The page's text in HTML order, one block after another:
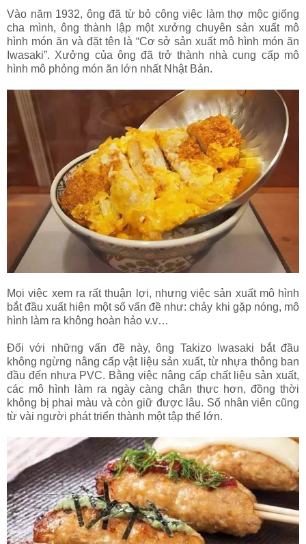
Vào năm 1932, ông đã từ bỏ công việc làm thợ mộc giống
cha mình, ông thành lập một xưởng chuyên sản xuất mô
hình món ăn và đặt tên là “Cơ sở sản xuất mô hình món ăn
Iwasaki”. Xưởng của ông đã trở thành nhà cung cấp mô
hình mô phỏng món ăn lớn nhất Nhật Bản.
Mọi việc xem ra rất thuận lợi, nhưng việc sản xuất mô hình
bắt đầu xuất hiện một số vấn đề như: chảy khi gặp nóng, mô
hình làm ra không hoàn hảo v.v…
Đối với những vấn đề này, ông Takizo Iwasaki bắt đầu
không ngừng nâng cấp vật liệu sản xuất, từ nhựa thông ban
đầu đến nhựa PVC. Bằng việc nâng cấp chất liệu sản xuất,
các mô hình làm ra ngày càng chân thực hơn, đồng thời
không bị phai màu và còn giữ được lâu. Số nhân viên cũng
từ vài người phát triển thành một tập thể lớn.